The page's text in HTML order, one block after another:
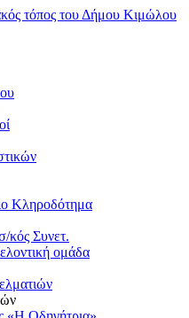
Κληροδότημα
κός Συνετ.
ομάδα